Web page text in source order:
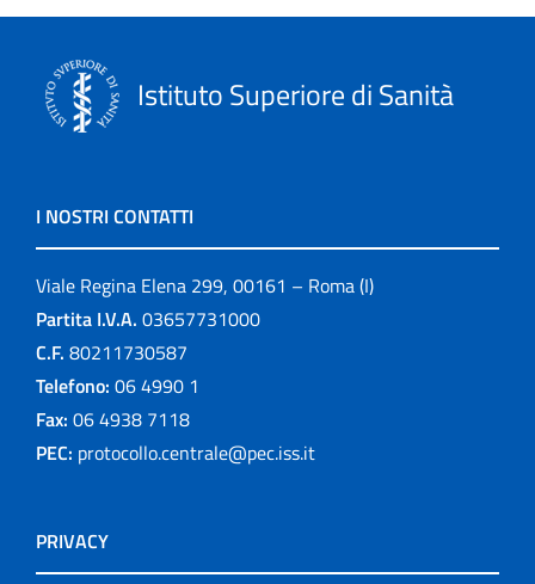
Istituto Superiore di Sanità
I NOSTRI CONTATTI
Viale Regina Elena 299, 00161 – Roma (I)
Partita I.V.A. 03657731000
C.F. 80211730587
Telefono: 06 4990 1
Fax: 06 4938 7118
PEC: protocollo.centrale@pec.iss.it
PRIVACY